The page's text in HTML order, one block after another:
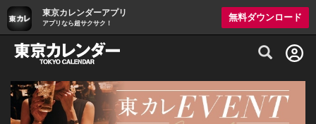
東京カレンダーアプリ
アプリなら超サクサク！
無料ダウンロード
グルメ情報・プレミアムレストラン予約